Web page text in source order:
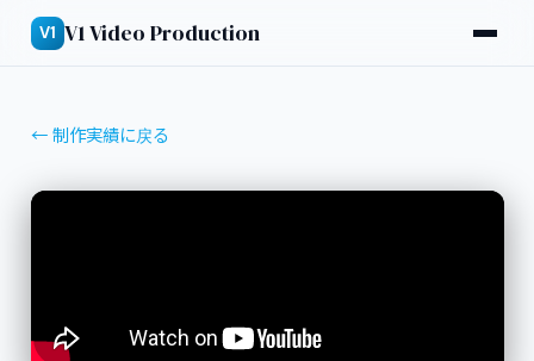
V1 V1 Video Production
← 制作実績に戻る